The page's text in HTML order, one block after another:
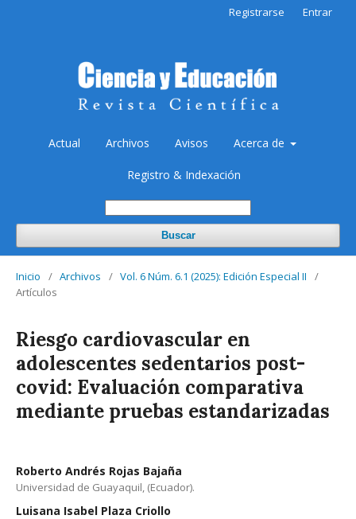
Actual Archivos Avisos Acerca de
Registro & Indexación
Buscar
Registrarse Entrar
Inicio / Archivos / Vol. 6 Núm. 6.1 (2025): Edición Especial II
/
Artículos
Riesgo cardiovascular en
adolescentes sedentarios post-
covid: Evaluación comparativa
mediante pruebas estandarizadas
Roberto Andrés Rojas Bajaña
Universidad de Guayaquil, (Ecuador).
Luisana Isabel Plaza Criollo